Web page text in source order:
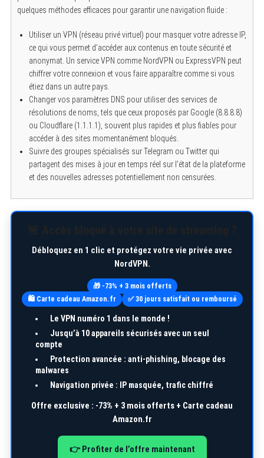
quelques méthodes efficaces pour garantir une navigation fluide :
Utiliser un VPN (réseau privé virtuel) pour masquer votre adresse IP,
ce qui vous permet d’accéder aux contenus en toute sécurité et
anonymat. Un service VPN comme NordVPN ou ExpressVPN peut
chiffrer votre connexion et vous faire apparaître comme si vous
étiez dans un autre pays.
Changer vos paramètres DNS pour utiliser des services de
résolutions de noms, tels que ceux proposés par Google (8.8.8.8)
ou Cloudflare (1.1.1.1), souvent plus rapides et plus fiables pour
accéder à des sites momentanément bloqués.
Suivre des groupes spécialisés sur Telegram ou Twitter qui
partagent des mises à jour en temps réel sur l’état de la plateforme
et des nouvelles adresses potentiellement non censurées.
Débloquez en 1 clic et protégez votre vie privée avec
NordVPN.
🎁 -73% + 3 mois offerts
🛍️ Carte cadeau Amazon.fr
✅ 30 jours satisfait ou remboursé
Le VPN numéro 1 dans le monde !
Jusqu’à 10 appareils sécurisés avec un seul
compte
Protection avancée : anti-phishing, blocage des
malwares
Navigation privée : IP masquée, trafic chiffré
Offre exclusive : -73% + 3 mois offerts + Carte cadeau
Amazon.fr
👉 Profiter de l’offre maintenant